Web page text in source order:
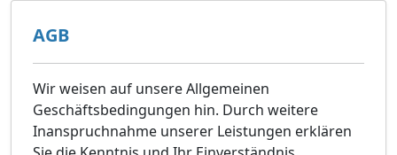
AGB
Wir weisen auf unsere Allgemeinen
Geschäftsbedingungen hin. Durch weitere
Inanspruchnahme unserer Leistungen erklären